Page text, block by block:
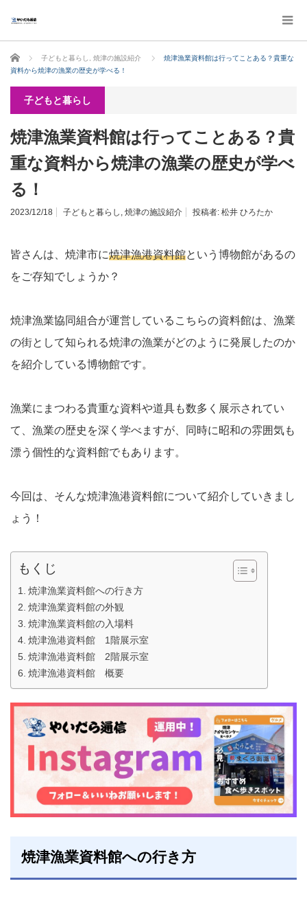
ホーム 子どもと暮らし 焼津の施設紹介
焼津漁業資料館は行ってことある？貴重な
資料から焼津の漁業の歴史が学べる！
子どもと暮らし
焼津漁業資料館は行ってことある？貴
重な資料から焼津の漁業の歴史が学べ
る！
2023/12/18 子どもと暮らし , 焼津の施設紹介 投稿者: 松井 ひろたか
皆さんは、焼津市に焼津漁港資料館という博物館があるの
をご存知でしょうか？
焼津漁業協同組合が運営しているこちらの資料館は、漁業
の街として知られる焼津の漁業がどのように発展したのか
を紹介している博物館です。
漁業にまつわる貴重な資料や道具も数多く展示されてい
て、漁業の歴史を深く学べますが、同時に昭和の雰囲気も
漂う個性的な資料館でもあります。
今回は、そんな焼津漁港資料館について紹介していきまし
ょう！
もくじ
焼津漁業資料館への行き方
焼津漁業資料館の外観
焼津漁業資料館の入場料
焼津漁港資料館 1階展示室
焼津漁港資料館 2階展示室
焼津漁港資料館 概要
焼津漁業資料館への行き方